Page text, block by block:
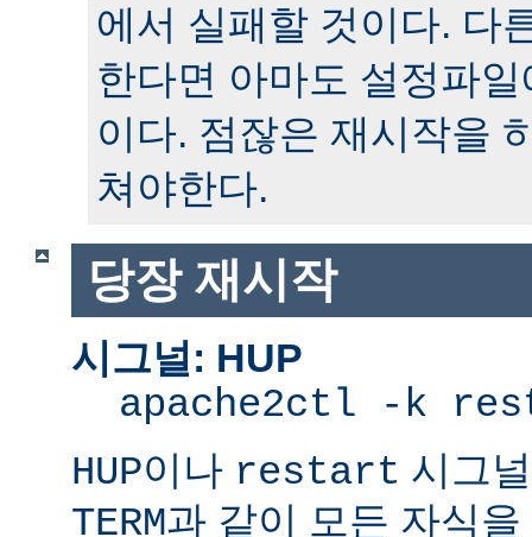
에서 실패할 것이다. 다
한다면 아마도 설정파
이다. 점잖은 재시작을
쳐야한다.
당장 재시작
시그널: HUP
apache2ctl -k
HUP이나 restart 시그
TERM과 같이 모든 자식